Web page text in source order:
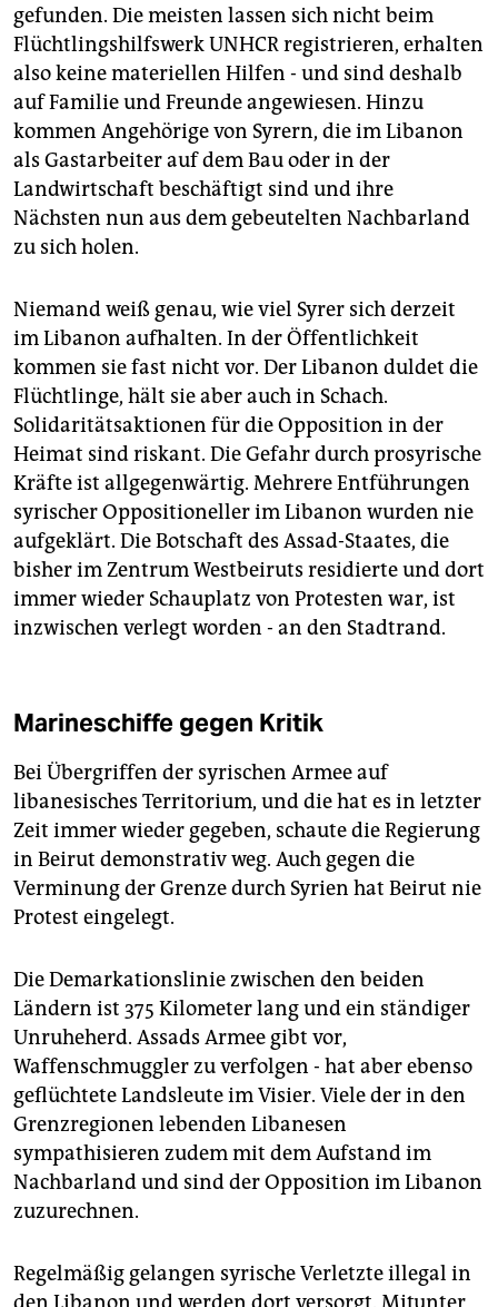
gefunden. Die meisten lassen sich nicht beim
Flüchtlingshilfswerk UNHCR registrieren, erhalten
also keine materiellen Hilfen - und sind deshalb
auf Familie und Freunde angewiesen. Hinzu
kommen Angehörige von Syrern, die im Libanon
als Gastarbeiter auf dem Bau oder in der
Landwirtschaft beschäftigt sind und ihre
Nächsten nun aus dem gebeutelten Nachbarland
zu sich holen.
Niemand weiß genau, wie viel Syrer sich derzeit
im Libanon aufhalten. In der Öffentlichkeit
kommen sie fast nicht vor. Der Libanon duldet die
Flüchtlinge, hält sie aber auch in Schach.
Solidaritätsaktionen für die Opposition in der
Heimat sind riskant. Die Gefahr durch prosyrische
Kräfte ist allgegenwärtig. Mehrere Entführungen
syrischer Oppositioneller im Libanon wurden nie
aufgeklärt. Die Botschaft des Assad-Staates, die
bisher im Zentrum Westbeiruts residierte und dort
immer wieder Schauplatz von Protesten war, ist
inzwischen verlegt worden - an den Stadtrand.
Marineschiffe gegen Kritik
Bei Übergriffen der syrischen Armee auf
libanesisches Territorium, und die hat es in letzter
Zeit immer wieder gegeben, schaute die Regierung
in Beirut demonstrativ weg. Auch gegen die
Verminung der Grenze durch Syrien hat Beirut nie
Protest eingelegt.
Die Demarkationslinie zwischen den beiden
Ländern ist 375 Kilometer lang und ein ständiger
Unruheherd. Assads Armee gibt vor,
Waffenschmuggler zu verfolgen - hat aber ebenso
geflüchtete Landsleute im Visier. Viele der in den
Grenzregionen lebenden Libanesen
sympathisieren zudem mit dem Aufstand im
Nachbarland und sind der Opposition im Libanon
zuzurechnen.
Regelmäßig gelangen syrische Verletzte illegal in